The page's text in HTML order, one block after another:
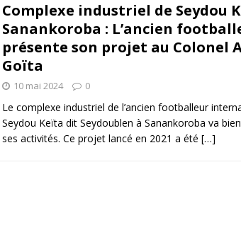
Complexe industriel de Seydou
Sanankoroba : L’ancien
présente son projet au Colonel
Goïta
10 mai 2024 0
Le complexe industriel de l’ancien footballeur
Seydou Keïta dit Seydoublen à Sanankoroba va
ses activités. Ce projet lancé en 2021 a été […]